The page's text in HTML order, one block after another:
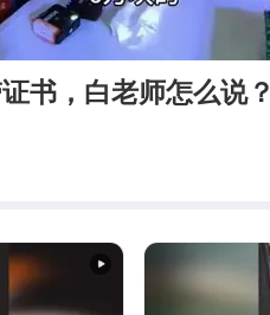
书，白老师怎么说？